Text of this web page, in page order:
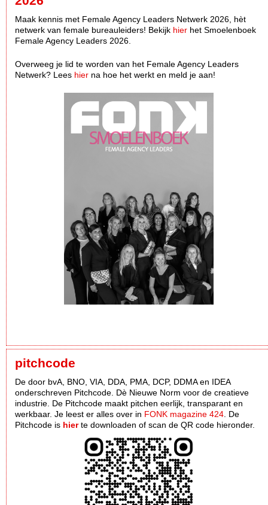
Maak kennis met Female Agency Leaders Netwerk 2026, hèt
netwerk van female bureauleiders! Bekijk hier het Smoelenboek
Female Agency Leaders 2026.
Overweeg je lid te worden van het Female Agency Leaders
Netwerk? Lees hier na hoe het werkt en meld je aan!
pitchcode
De door bvA, BNO, VIA, DDA, PMA, DCP, DDMA en IDEA
onderschreven Pitchcode. Dè Nieuwe Norm voor de creatieve
industrie. De Pitchcode maakt pitchen eerlijk, transparant en
werkbaar. Je leest er alles over in FONK magazine 424 . De
Pitchcode is hierte downloaden of scan de QR code hieronder.